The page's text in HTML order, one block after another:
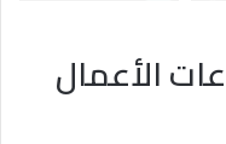
الأعمال